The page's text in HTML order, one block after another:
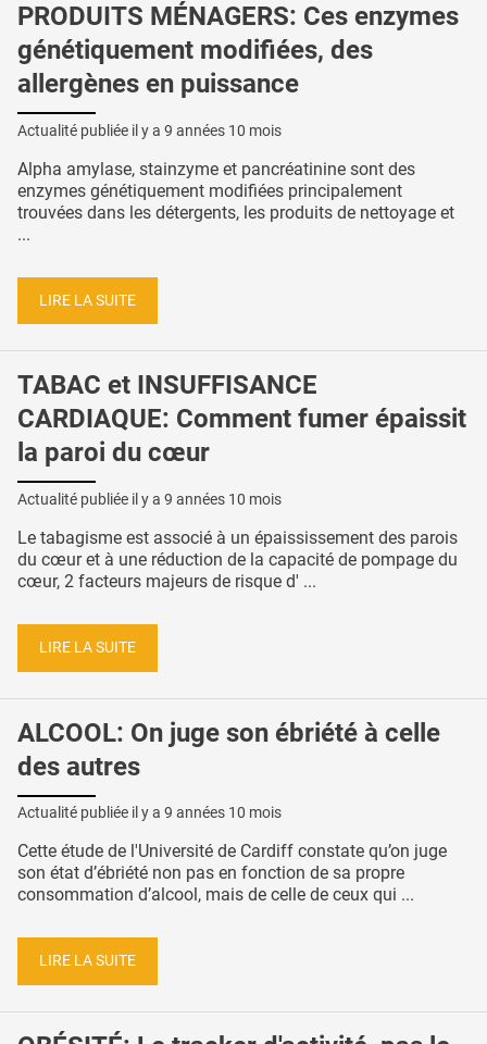
PRODUITS MÉNAGERS: Ces enzymes
génétiquement modifiées, des
allergènes en puissance
Actualité publiée il y a 9 années 10 mois
Alpha amylase, stainzyme et pancréatinine sont des
enzymes génétiquement modifiées principalement
trouvées dans les détergents, les produits de nettoyage et
...
LIRE LA SUITE
TABAC et INSUFFISANCE
CARDIAQUE: Comment fumer épaissit
la paroi du cœur
Actualité publiée il y a 9 années 10 mois
Le tabagisme est associé à un épaississement des parois
du cœur et à une réduction de la capacité de pompage du
cœur, 2 facteurs majeurs de risque d' ...
LIRE LA SUITE
ALCOOL: On juge son ébriété à celle
des autres
Actualité publiée il y a 9 années 10 mois
Cette étude de l'Université de Cardiff constate qu’on juge
son état d’ébriété non pas en fonction de sa propre
consommation d’alcool, mais de celle de ceux qui ...
LIRE LA SUITE